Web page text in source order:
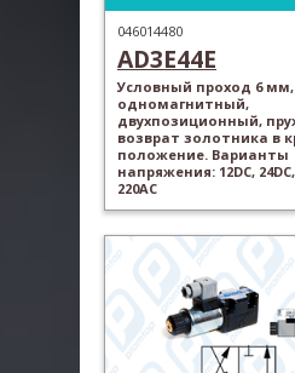
046014480
AD3E44E
Условный проход 6 мм,
одномагнитный,
двухпозиционный,
возврат золотника в
положение. Варианты
напряжения: 12DC, 24DC,
220AC